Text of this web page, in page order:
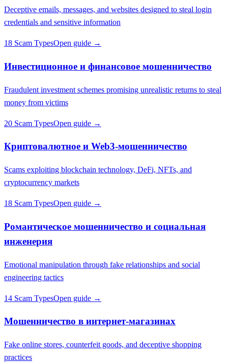
Deceptive emails, messages, and websites designed to steal login
credentials and sensitive information
18 Scam TypesOpen guide →
Инвестиционное и финансовое мошенничество
Fraudulent investment schemes promising unrealistic returns to steal
money from victims
20 Scam TypesOpen guide →
Криптовалютное и Web3-мошенничество
Scams exploiting blockchain technology, DeFi, NFTs, and
cryptocurrency markets
18 Scam TypesOpen guide →
Романтическое мошенничество и социальная
инженерия
Emotional manipulation through fake relationships and social
engineering tactics
14 Scam TypesOpen guide →
Мошенничество в интернет-магазинах
Fake online stores, counterfeit goods, and deceptive shopping
practices